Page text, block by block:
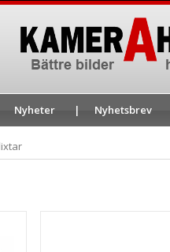
Nyheter Nyhetsbrev